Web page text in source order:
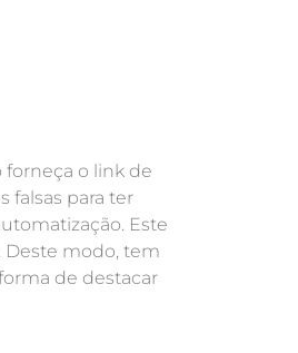
forneça o link de
falsas para ter
Este
Deste modo, tem
de destacar